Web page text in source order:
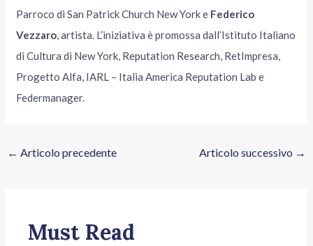
Parroco di San Patrick Church New York e Federico
Vezzaro, artista. L’iniziativa è promossa dall’Istituto Italiano
di Cultura di New York, Reputation Research, RetImpresa,
Progetto Alfa, IARL – Italia America Reputation Lab e
Federmanager.
← Articolo precedente Articolo successivo →
Must Read